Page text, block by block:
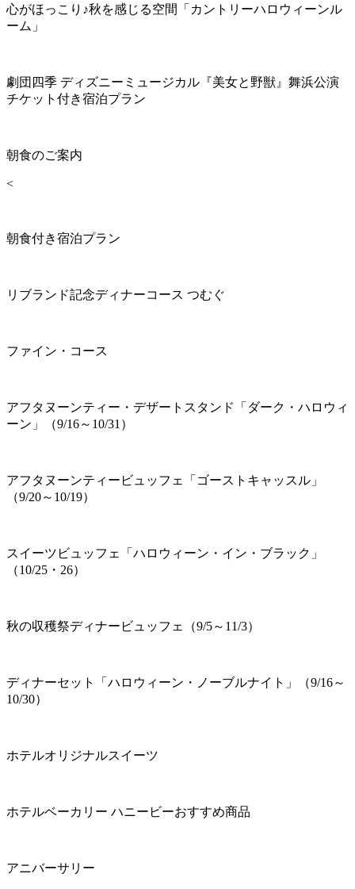
心がほっこり♪秋を感じる空間「カントリーハロウィーンル
ーム」
劇団四季 ディズニーミュージカル『美女と野獣』舞浜公演
チケット付き宿泊プラン
朝食のご案内
<
朝食付き宿泊プラン
リブランド記念ディナーコース つむぐ
ファイン・コース
アフタヌーンティー・デザートスタンド「ダーク・ハロウィ
ーン」（9/16～10/31）
アフタヌーンティービュッフェ「ゴーストキャッスル」
（9/20～10/19）
スイーツビュッフェ「ハロウィーン・イン・ブラック」
（10/25・26）
秋の収穫祭ディナービュッフェ（9/5～11/3）
ディナーセット「ハロウィーン・ノーブルナイト」（9/16～
10/30）
ホテルオリジナルスイーツ
ホテルベーカリー ハニービーおすすめ商品
アニバーサリー